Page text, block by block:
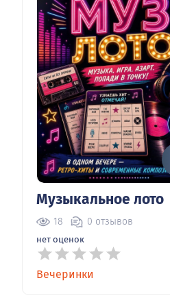
Музыкальное лото
18 0 отзывов
нет оценок
Вечеринки